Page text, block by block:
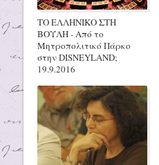
ΤΟ ΕΛΛΗΝΙΚΟ ΣΤΗ
ΒΟΥΛΗ - Από το
Μητροπολιτικό Πάρκο
στην DISNEYLAND;
19.9.2016